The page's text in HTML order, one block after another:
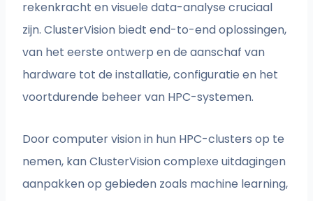
rekenkracht en visuele data-analyse cruciaal
zijn. ClusterVision biedt end-to-end oplossingen,
van het eerste ontwerp en de aanschaf van
hardware tot de installatie, configuratie en het
voortdurende beheer van HPC-systemen.
Door computer vision in hun HPC-clusters op te
nemen, kan ClusterVision complexe uitdagingen
aanpakken op gebieden zoals machine learning,